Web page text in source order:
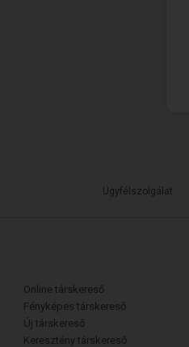
Ügyfélszolgálat
Online társkereső
Fényképes társkereső
Új társkereső
Keresztény társkereső